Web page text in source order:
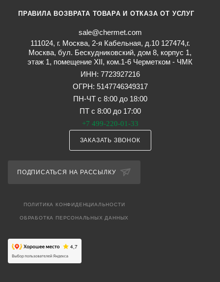
ПРАВИЛА ВОЗВРАТА ТОВАРА И ОТКАЗА ОТ УСЛУГ
sale@chermet.com
111024, г. Москва, 2-я Кабельная, д.10 127474,г.
Москва, бул. Бескудниковский, дом 8, корпус 1,
этаж 1, помещение XII, ком.1-6 Черметком - ЧМК
ИНН: 7723927216
ОГРН: 5147746349317
ПН-ЧТ с 8:00 до 18:00
ПТ с 8:00 до 17:00
+7 499-220-01-33
ЗАКАЗАТЬ ЗВОНОК
ПОДПИСАТЬСЯ НА РАССЫЛКУ
ПОЛИТИКА КОНФИДЕНЦИАЛЬНОСТИ
ОБРАБОТКА ПЕРСОНАЛЬНЫХ ДАННЫХ